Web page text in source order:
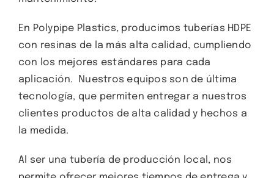
En Polypipe Plastics, producimos tuberías HDPE
con resinas de la más alta calidad, cumpliendo
con los mejores estándares para cada
aplicación. Nuestros equipos son de última
tecnología, que permiten entregar a nuestros
clientes productos de alta calidad y hechos a
la medida.
Al ser una tubería de producción local, nos